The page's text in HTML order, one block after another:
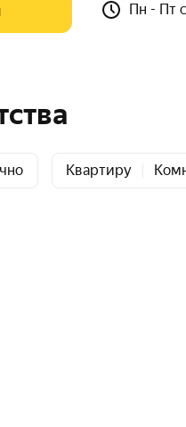
Пн - Пт
Квартиру